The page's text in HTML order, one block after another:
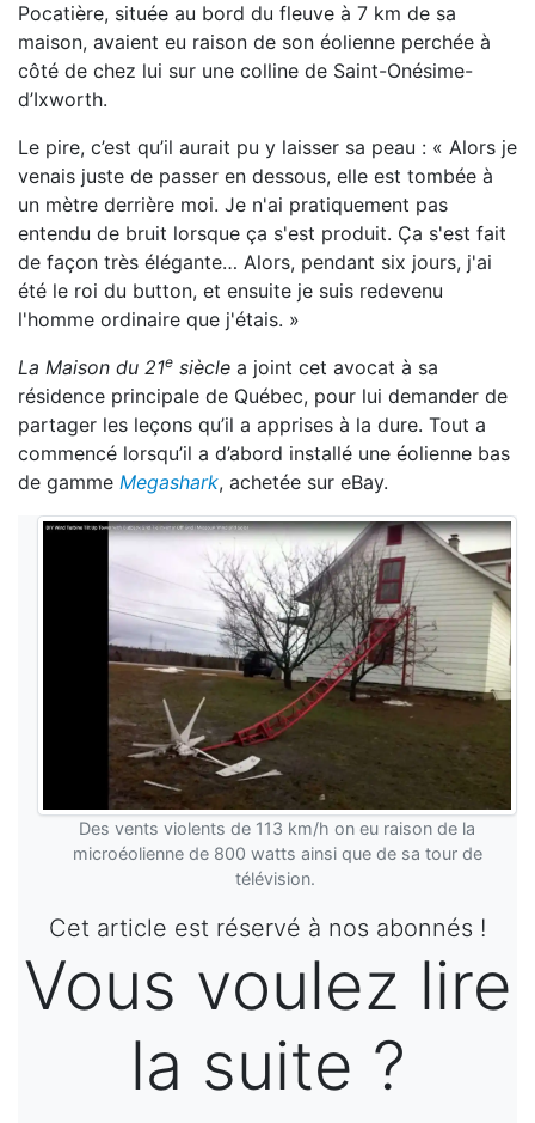
Pocatière, située au bord du fleuve à 7 km de sa
maison, avaient eu raison de son éolienne perchée à
côté de chez lui sur une colline de Saint-Onésime-
d’Ixworth.
Le pire, c’est qu’il aurait pu y laisser sa peau : « Alors je
venais juste de passer en dessous, elle est tombée à
un mètre derrière moi. Je n'ai pratiquement pas
entendu de bruit lorsque ça s'est produit. Ça s'est fait
de façon très élégante… Alors, pendant six jours, j'ai
été le roi du button, et ensuite je suis redevenu
l'homme ordinaire que j'étais. »
La Maison du 21e siècle a joint cet avocat à sa
résidence principale de Québec, pour lui demander de
partager les leçons qu’il a apprises à la dure. Tout a
commencé lorsqu’il a d’abord installé une éolienne bas
de gamme Megashark, achetée sur eBay.
Des vents violents de 113 km/h on eu raison de la
microéolienne de 800 watts ainsi que de sa tour de
télévision.
Cet article est réservé à nos abonnés !
Vous voulez lire
la suite ?